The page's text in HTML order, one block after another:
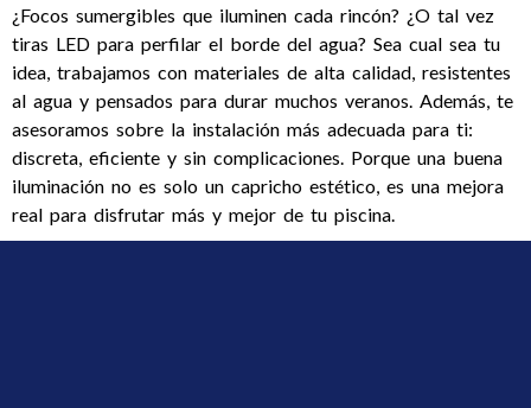
¿Focos sumergibles que iluminen cada rincón? ¿O tal vez
tiras LED para perfilar el borde del agua? Sea cual sea tu
idea, trabajamos con materiales de alta calidad, resistentes
al agua y pensados para durar muchos veranos. Además, te
asesoramos sobre la instalación más adecuada para ti:
discreta, eficiente y sin complicaciones. Porque una buena
iluminación no es solo un capricho estético, es una mejora
real para disfrutar más y mejor de tu piscina.